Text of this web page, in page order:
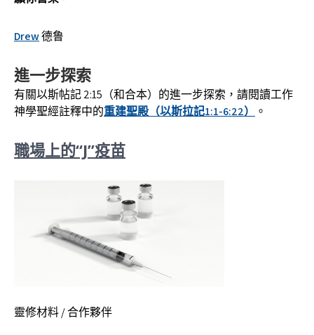
Drew德鲁
進一步探索
有關以斯帖記 2:15（和合本）的進一步探索，請閱讀工作
神學聖經註釋中的重建聖殿（以斯拉記1:1-6:22） 。
職場上的“J”疫苗
靈修材料 / 合作夥伴